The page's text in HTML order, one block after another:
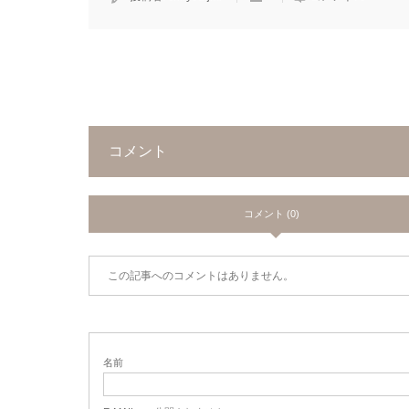
コメント
コメント (0)
この記事へのコメントはありません。
名前